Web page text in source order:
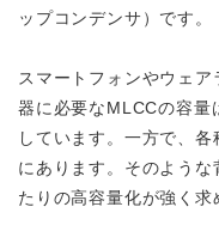
ップコンデンサ）です。
スマートフォンやウェ
器に必要なMLCCの容量
しています。一方で、
にあります。そのよう
たりの高容量化が強く求